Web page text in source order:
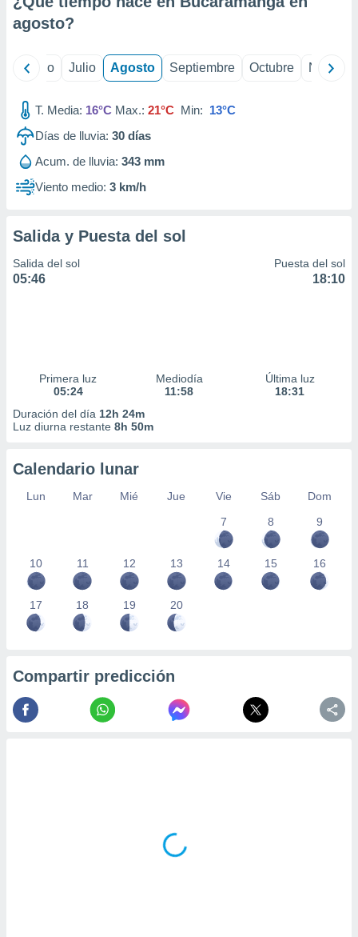
e
publicidad
publicidad
de
agosto?
Junio Julio Agosto Septiembre Octubre
T. Media: 16°C Max.: 21°C Min: 13°C
Días de lluvia: 30 días
Acum. de lluvia: 343 mm
Viento medio: 3 km/h
Salida y Puesta del sol
Salida del sol
05:46
Puesta del sol
18:10
Primera luz
05:24
Mediodía
11:58
Última luz
18:31
Duración del día 12h 24m
Luz diurna restante 8h 50m
Calendario lunar
Lun Mar Mié Jue Vie Sáb
Dom
7
8 9
10 11 12 13 14 15 16
17 18 19 20
Compartir predicción